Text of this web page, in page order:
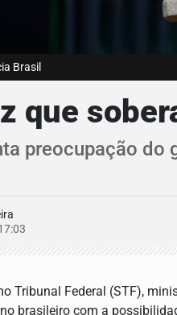
Brasil
que
preocupação do
Tribunal Federal (STF),
brasileiro com a